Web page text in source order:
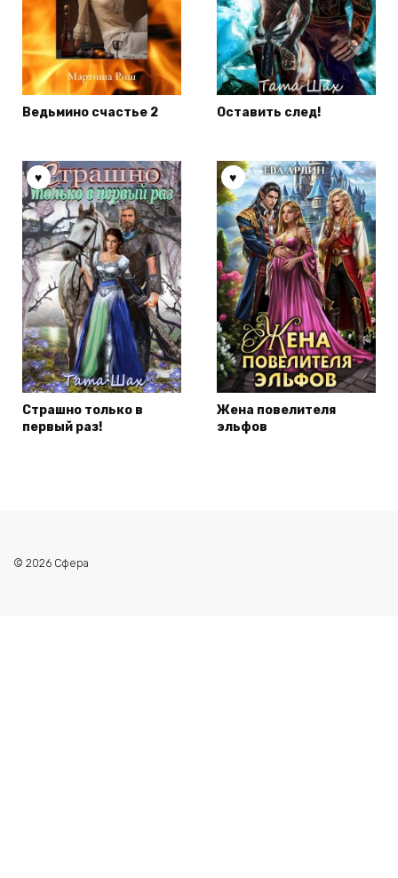
Ведьмино счастье 2 Оставить след!
Страшно только в
первый раз!
Жена повелителя
эльфов
© 2026 Сфера